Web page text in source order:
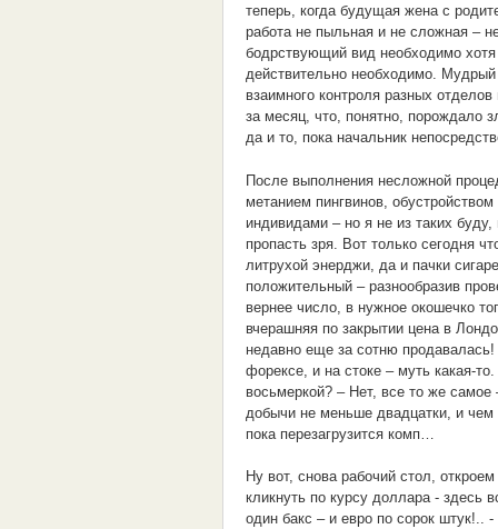
теперь, когда будущая жена с
работа не пыльная и не сложная –
бодрствующий вид необходимо
действительно необходимо.
взаимного контроля разных
за месяц, что, понятно, порождало
да и то, пока начальник
После выполнения несложной
метанием пингвинов,
индивидами – но я не из таких
пропасть зря. Вот только сегодня
литрухой энерджи, да и пачки
положительный – разнообразив
вернее число, в нужное окошечко
вчерашняя по закрытии цена в
недавно еще за сотню
форексе, и на стоке – муть какая-
восьмеркой? – Нет, все то же
добычи не меньше двадцатки, и чем
пока перезагрузится комп…
Ну вот, снова рабочий стол,
кликнуть по курсу доллара - здесь
один бакс – и евро по сорок штук!..